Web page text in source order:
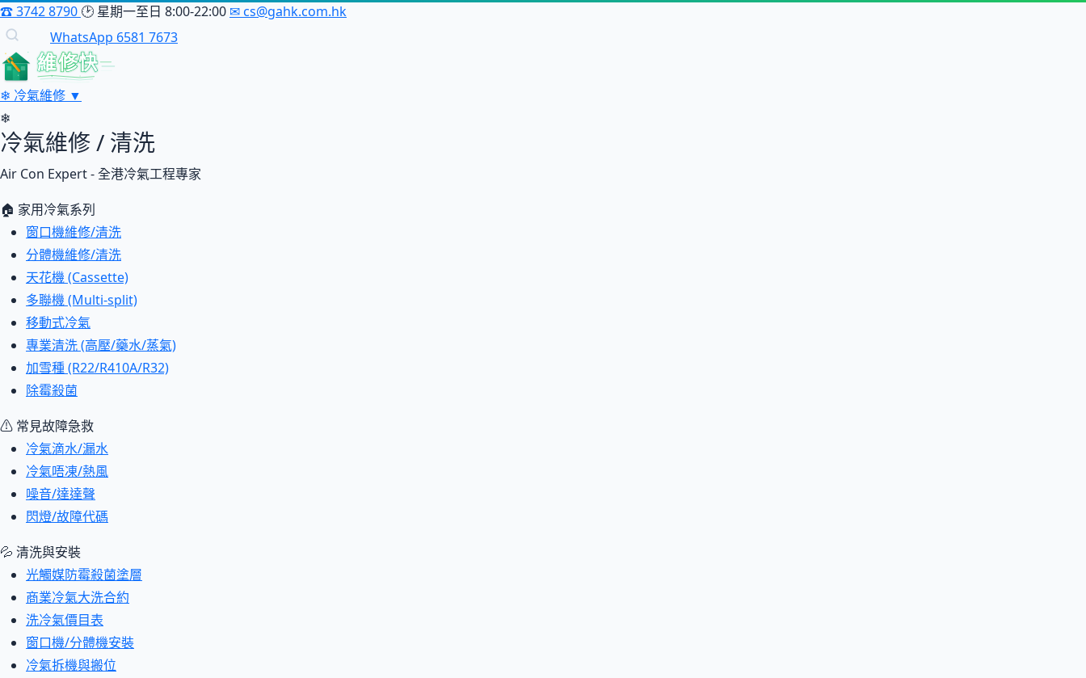
☎3742 8790 🕑 星期一至日 8:00-22:00 ✉cs@gahk.com.hk
WhatsApp 6581 7673
維修快
❄ 冷氣維修 ▼
❄
冷氣維修 / 清洗
Air Con Expert - 全港冷氣工程專家
🏠 家用冷氣系列
窗口機維修/清洗
分體機維修/清洗
天花機 (Cassette)
多聯機 (Multi-split)
移動式冷氣
專業清洗 (高壓/藥水/蒸氣)
加雪種 (R22/R410A/R32)
除霉殺菌
⚠ 常見故障急救
冷氣滴水/漏水
冷氣唔凍/熱風
噪音/達達聲
閃燈/故障代碼
💦 清洗與安裝
光觸媒防霉殺菌塗層
商業冷氣大洗合約
洗冷氣價目表
窗口機/分體機安裝
冷氣拆機與搬位